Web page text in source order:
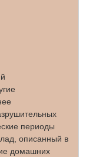
периоды
описанный в
домашних